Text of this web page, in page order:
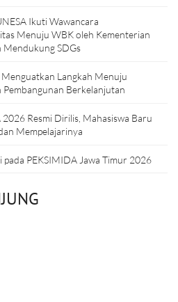
Ikuti Wawancara
Menuju WBK oleh Kementerian
Mendukung SDGs
Langkah Menuju
Berkelanjutan
Resmi Dirilis, Mahasiswa Baru
Mempelajarinya
pada PEKSIMIDA Jawa Timur 2026